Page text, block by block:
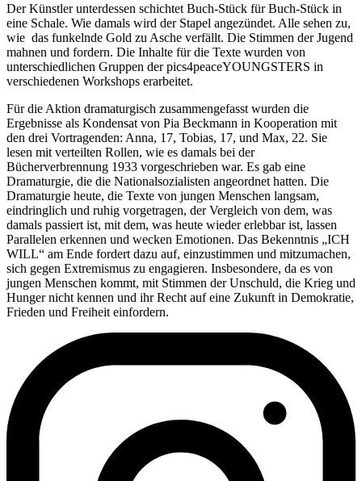
Der Künstler unterdessen schichtet Buch-Stück für Buch-Stück in
eine Schale. Wie damals wird der Stapel angezündet. Alle sehen zu,
wie das funkelnde Gold zu Asche verfällt. Die Stimmen der Jugend
mahnen und fordern. Die Inhalte für die Texte wurden von
unterschiedlichen Gruppen der pics4peaceYOUNGSTERS in
verschiedenen Workshops erarbeitet.
Für die Aktion dramaturgisch zusammengefasst wurden die
Ergebnisse als Kondensat von Pia Beckmann in Kooperation mit
den drei Vortragenden: Anna, 17, Tobias, 17, und Max, 22. Sie
lesen mit verteilten Rollen, wie es damals bei der
Bücherverbrennung 1933 vorgeschrieben war. Es gab eine
Dramaturgie, die die Nationalsozialisten angeordnet hatten. Die
Dramaturgie heute, die Texte von jungen Menschen langsam,
eindringlich und ruhig vorgetragen, der Vergleich von dem, was
damals passiert ist, mit dem, was heute wieder erlebbar ist, lassen
Parallelen erkennen und wecken Emotionen. Das Bekenntnis „ICH
WILL“ am Ende fordert dazu auf, einzustimmen und mitzumachen,
sich gegen Extremismus zu engagieren. Insbesondere, da es von
jungen Menschen kommt, mit Stimmen der Unschuld, die Krieg und
Hunger nicht kennen und ihr Recht auf eine Zukunft in Demokratie,
Frieden und Freiheit einfordern.